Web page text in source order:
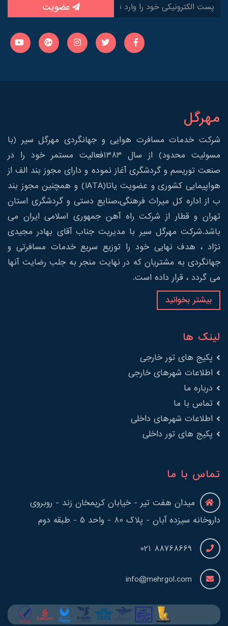
عضویت
مهرگل
شرکت خدمات مسافرت هوایی و جهانگردی مهرگل سیر (با
مسولیت محدود) از سال 1383فعالیت مستمر خود را در
صنعت توریسم و گردشگری آغاز نموده و دارای مجوز بند الف از
هواپیمایی کشوری و عضویت یاتا(IATA) و همچنین مجوز بند
ب از اداره کل میراث فرهنگی،صنایع دستی و گردشگری استان
تهران و قطار از شرکت راه آهن جمهوری اسلامی ایران می
باشد.شرکت مهرگل سیر با مدیریت جناب آقای بهادر مجیدی
نژاد ، هدف نهایی خود را توزیع سریع خدمات مسافرتی و
جهانگردی به مشتریان که در نهایت منجر به جلب رضایت آنها
می گردد ، قرار داده است.
بیشتر بخوانید
لینک ها
پکیج های تور خارجی
اطلاعات شهرهای خارجی
درباره ما
تماس با ما
اطلاعات شهرهای داخلی
پکیج های تور داخلی
تماس با ما
میدان هفت تیر - خیابان کریمخان زند - روبروی
داروخانه سیزده آبان - پلاک 80 - واحد 5 - طبقه دوم
88768669 021
info@mehrgol.com